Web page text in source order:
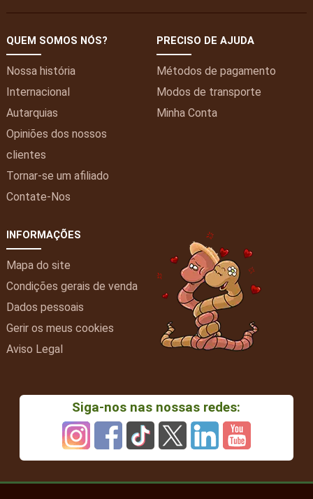
QUEM SOMOS NÓS?
Nossa história
Internacional
Autarquias
Opiniões dos nossos
clientes
Tornar-se um afiliado
Contate-Nos
PRECISO DE AJUDA
Métodos de pagamento
Modos de transporte
Minha Conta
INFORMAÇÕES
Mapa do site
Condições gerais de venda
Dados pessoais
Gerir os meus cookies
Aviso Legal
Siga-nos nas nossas redes: